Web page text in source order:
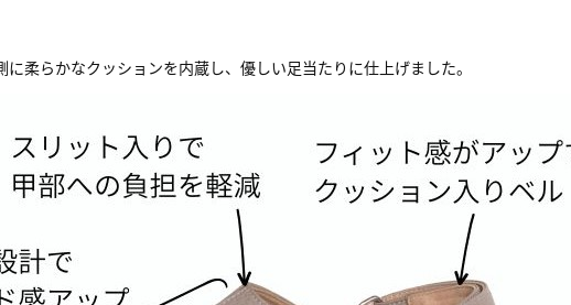
に柔らかなクッションを内蔵し、優しい足当たりに仕上げました。